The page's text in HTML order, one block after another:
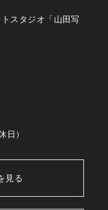
スタジオ「山田写
日）
見る